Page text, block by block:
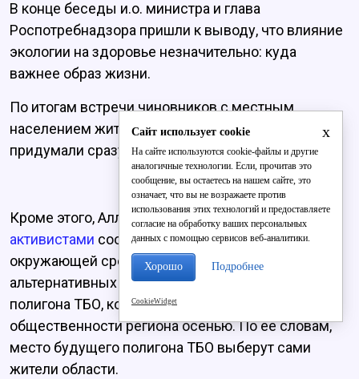
В конце беседы и.о. министра и глава
Роспотребнадзора пришли к выводу, что влияние
экологии на здоровье незначительно: куда
важнее образ жизни.
По итогам встречи чиновников с местным
населением жители Слободского района
придумали сразу несколько мемов.
Кроме этого, Алла Албегована встрече с
активистами сообщила, что министерство охраны
окружающей среды разрабатывает список
альтернативных площадок строительства
полигона ТБО, который представят
общественности региона осенью. По её словам,
место будущего полигона ТБО выберут сами
жители области.
x
Сайт использует cookie
На сайте используются cookie-файлы и другие
аналогичные технологии. Если, прочитав это
сообщение, вы остаетесь на нашем сайте, это
означает, что вы не возражаете против
использования этих технологий и предоставляете
согласие на обработку ваших персональных
данных с помощью сервисов веб-аналитики.
Хорошо Подробнее
CookieWidget